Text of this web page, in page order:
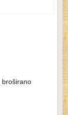
broširano